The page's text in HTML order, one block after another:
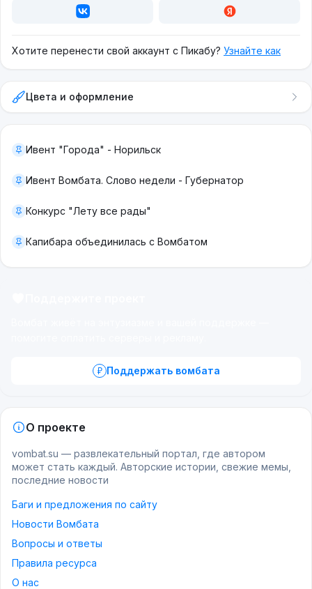
Хотите перенести свой аккаунт с Пикабу? Узнайте как
Цвета и оформление
Ивент "Города" - Норильск
Ивент Вомбата. Слово недели - Губернатор
Конкурс "Лету все рады"
Капибара объединилась с Вомбатом
Поддержать вомбата
О проекте
vombat.su — развлекательный портал, где автором
может стать каждый. Авторские истории, свежие мемы,
последние новости
Баги и предложения по сайту
Новости Вомбата
Вопросы и ответы
Правила ресурса
О нас